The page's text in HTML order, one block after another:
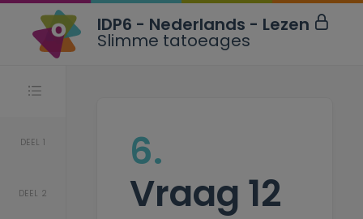
DEEL 1
DEEL 2
6.
Vraag 12
IDP6 - Nederlands - Lezen
Slimme tatoeages